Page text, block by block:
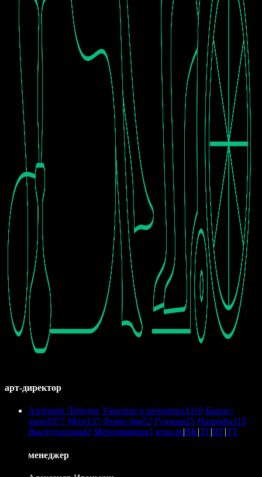
арт-директор
Артемий Лебедев Участие в проектах4310 Бизнес-
линч2077 Мозг137 Фото дня52 Рутина25 Награды115
Выступления42 Мероприятия1 tema.ru|ВК|ТГ|ИГ|ТТ
менеджер